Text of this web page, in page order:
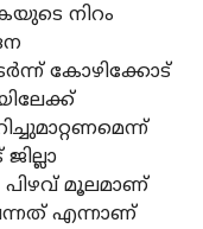
നിറം
കോഴിക്കോട്
മൂലമാണ്
എന്നാണ്